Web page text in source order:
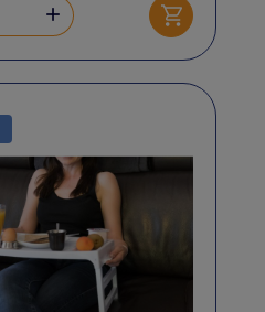

Ajouter au